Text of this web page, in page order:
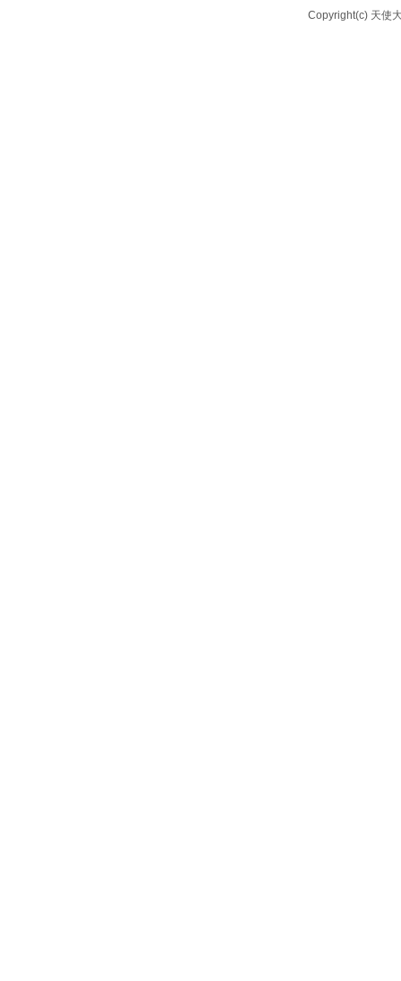
Copyright(c) 天使